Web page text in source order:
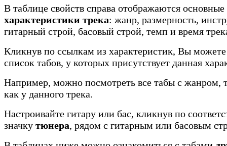
В таблице свойств справа отображаются основные
характеристики трека: жанр, размерность,
гитарный строй, басовый строй, темп и время
Кликнув по ссылкам из характеристик, Вы
список табов, у которых присутствует данная
Например, можно посмотреть все табы с жанром,
как у данного трека.
Настроивайте гитару или бас, кликнув по
значку тюнера, рядом с гитарным или басовым